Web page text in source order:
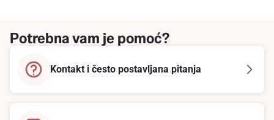
Potrebna vam je pomoć?
Kontakt i često postavljana pitanja